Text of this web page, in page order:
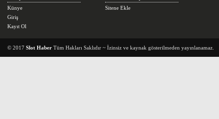
Künye
Giriş
Kayıt Ol
Sitene Ekle
© 2017 Slot Haber Tüm Hakları Saklıdır ~ İzinsiz ve kaynak gösterilmeden yayınlanamaz.